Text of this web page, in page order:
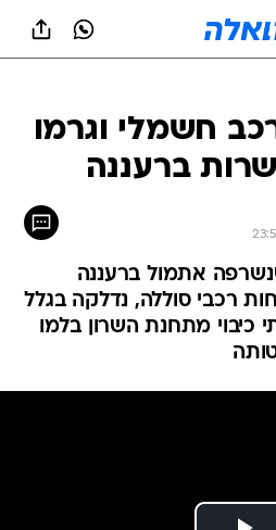
חשמלי וגרמו
ברעננה
אתמול ברעננה
רכבי סוללה, נדלקה בגלל
כיבוי מתחנת השרון בלמו